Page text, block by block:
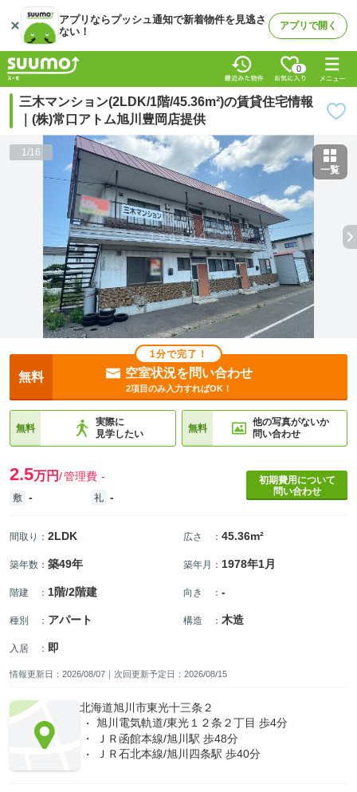
アプリならプッシュ通知で新着物件を見逃さ
ない！
アプリで開く
0
三木マンション(2LDK/1階/45.36m²)の賃貸住宅情報
｜(株)常口アトム旭川豊岡店提供
1/16
一覧
1分で完了！
無料 空室状況を問い合わせ
2項目のみ入力すればOK！
無料
実際に
見学したい
無料
他の写真がないか
問い合わせ
2.5万円 管理費 -
敷 - 礼 -
初期費用について
問い合わせ
間取り ： 2LDK 広さ ： 45.36m²
築年数 ： 築49年 築年月 ： 1978年1月
階建 ： 1階/2階建 向き ： -
種別 ： アパート 構造 ： 木造
入居 ： 即
情報更新日：2026/08/07｜次回更新予定日：2026/08/15
北海道旭川市東光十三条２
旭川電気軌道/東光１２条２丁目 歩4分
ＪＲ函館本線/旭川駅 歩48分
ＪＲ石北本線/旭川四条駅 歩40分